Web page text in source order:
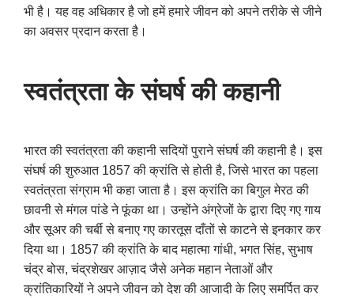
भी है। यह वह अधिकार है जो हमें हमारे जीवन को अपने तरीके से जीने
का अवसर प्रदान करता है।
स्वतंत्रता के संघर्ष की कहानी
भारत की स्वतंत्रता की कहानी सदियों पुराने संघर्ष की कहानी है। इस
संघर्ष की शुरुआत 1857 की क्रांति से होती है, जिसे भारत का पहला
स्वतंत्रता संग्राम भी कहा जाता है। इस क्रांति का बिगुल मेरठ की
छावनी से मंगल पांडे ने फूंका था। उन्होंने अंग्रेजों के द्वारा दिए गए गाय
और सूअर की चर्बी से बनाए गए कारतूस दाँतों से काटने से इनकार कर
दिया था। 1857 की क्रांति के बाद महात्मा गांधी, भगत सिंह, सुभाष
चंद्र बोस, चंद्रशेखर आज़ाद जैसे अनेक महान नेताओं और
क्रांतिकारियों ने अपने जीवन को देश की आजादी के लिए समर्पित कर